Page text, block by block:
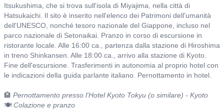
Itsukushima, che si trova sull'isola di Miyajima, nella città di
Hatsukaichi. Il sito è inserito nell'elenco dei Patrimoni dell'umanità
dell'UNESCO, nonché tesoro nazionale del Giappone, incluso nel
parco nazionale di Setonaikai. Pranzo in corso di escursione in
ristorante locale. Alle 16:00 ca., partenza dalla stazione di Hiroshima
in treno Shinkansen. Alle 18:00 ca., arrivo alla stazione di Kyoto.
Fine dell'escursione. Trasferimenti in autonomia al proprio hotel con
le indicazioni della guida parlante italiano. Pernottamento in hotel.
🏨 Pernottamento presso l'Hotel Kyoto Tokyu (o similare) - Kyoto
🍽️ Colazione e pranzo